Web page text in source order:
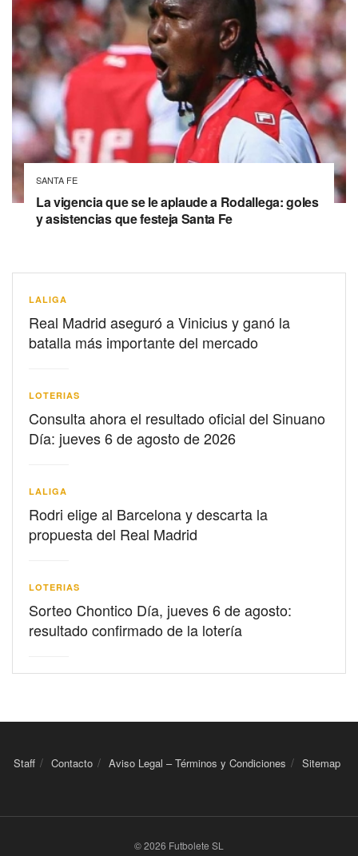
SANTA FE
La vigencia que se le aplaude a Rodallega: goles
y asistencias que festeja Santa Fe
LALIGA
Real Madrid aseguró a Vinicius y ganó la
batalla más importante del mercado
LOTERIAS
Consulta ahora el resultado oficial del Sinuano
Día: jueves 6 de agosto de 2026
LALIGA
Rodri elige al Barcelona y descarta la
propuesta del Real Madrid
LOTERIAS
Sorteo Chontico Día, jueves 6 de agosto:
resultado confirmado de la lotería
Staff Contacto Aviso Legal – Términos y Condiciones Sitemap
© 2026 Futbolete SL